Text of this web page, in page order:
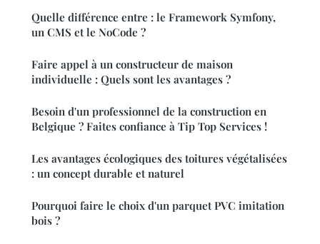
Quelle différence entre : le Framework Symfony,
un CMS et le NoCode ?
Faire appel à un constructeur de maison
individuelle : Quels sont les avantages ?
Besoin d'un professionnel de la construction en
Belgique ? Faites confiance à Tip Top Services !
Les avantages écologiques des toitures végétalisées
: un concept durable et naturel
Pourquoi faire le choix d'un parquet PVC imitation
bois ?